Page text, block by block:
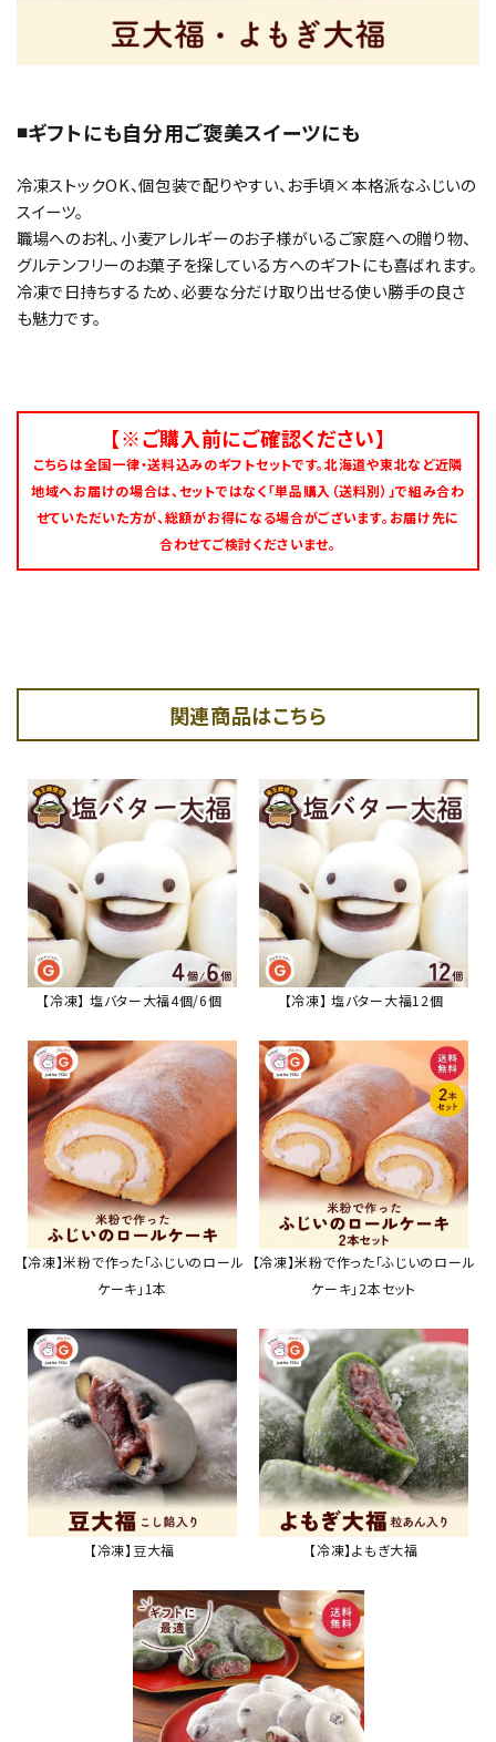
◾️ギフトにも自分用ご褒美スイーツにも
冷凍ストックOK、個包装で配りやすい、お手頃×本格派なふじいの
スイーツ。
職場へのお礼、小麦アレルギーのお子様がいるご家庭への贈り物、
グルテンフリーのお菓子を探している方へのギフトにも喜ばれます。
冷凍で日持ちするため、必要な分だけ取り出せる使い勝手の良さ
も魅力です。
【※ご購入前にご確認ください】
こちらは全国一律・送料込みのギフトセットです。北海道や東北など近隣
地域へお届けの場合は、セットではなく「単品購入（送料別）」で組み合わ
せていただいた方が、総額がお得になる場合がございます。お届け先に
合わせてご検討くださいませ。
関連商品はこちら
【冷凍】 塩バター大福4個/6個 【冷凍】 塩バター大福12個
【冷凍】米粉で作った「ふじいのロール
ケーキ」1本
【冷凍】米粉で作った「ふじいのロール
ケーキ」2本セット
【冷凍】豆大福 【冷凍】よもぎ大福